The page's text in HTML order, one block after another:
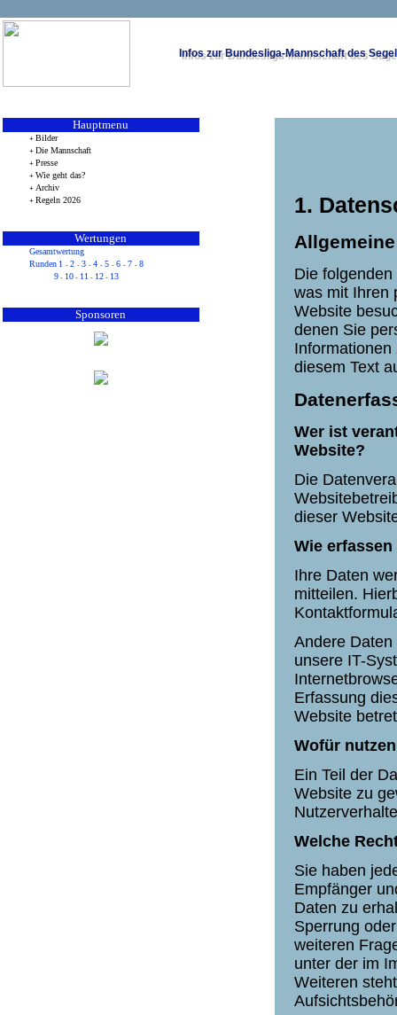
Infos zur Bundesliga-Mannschaft des
Hauptmenu
+ Bilder
+ Die Mannschaft
+ Presse
+ Wie geht das?
+ Archiv
+ Regeln 2026
Wertungen
Gesamtwertung
Runden 1 - 2 - 3 - 4 - 5 - 6 - 7 - 8
9 - 10 - 11 - 12 - 13
Sponsoren
1.
Die
was mit Ihren
Website
denen Sie
diesem Text
Wer ist
Website?
Die
dieser
Wie
Ihre Daten
mitteilen.
Andere
unsere IT-
Erfassung
Website
Wofür
Ein Teil der
Website zu
Welche
Sie haben
Empfänger
Daten zu
Sperrung
weiteren
unter der im
Weiteren